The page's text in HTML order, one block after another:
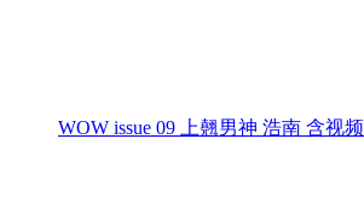
WOW issue 09 上翹男神 浩南 含视频